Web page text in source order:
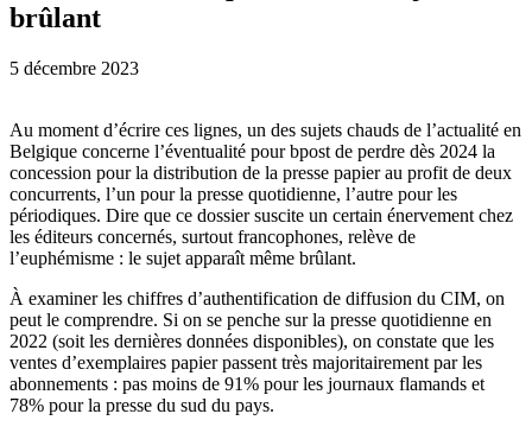
brûlant
5 décembre 2023
Au moment d’écrire ces lignes, un des sujets chauds de l’actualité en
Belgique concerne l’éventualité pour bpost de perdre dès 2024 la
concession pour la distribution de la presse papier au profit de deux
concurrents, l’un pour la presse quotidienne, l’autre pour les
périodiques. Dire que ce dossier suscite un certain énervement chez
les éditeurs concernés, surtout francophones, relève de
l’euphémisme : le sujet apparaît même brûlant.
À examiner les chiffres d’authentification de diffusion du CIM, on
peut le comprendre. Si on se penche sur la presse quotidienne en
2022 (soit les dernières données disponibles), on constate que les
ventes d’exemplaires papier passent très majoritairement par les
abonnements : pas moins de 91% pour les journaux flamands et
78% pour la presse du sud du pays.